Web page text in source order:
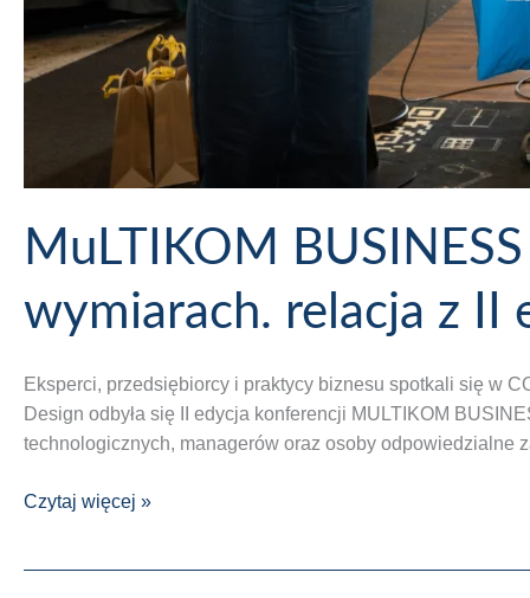
MuLTIKOM
wymiarach. relacja z II
Eksperci, przedsiębiorcy i praktycy biznesu spotkali się w
Design odbyła się II edycja konferencji MULTIKOM
technologicznych, managerów oraz osoby
MuLTIKOM
Czytaj więcej »